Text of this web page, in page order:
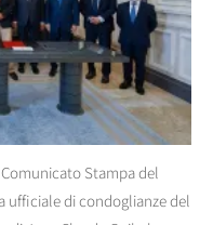
Stampa del
ufficiale di condoglianze del